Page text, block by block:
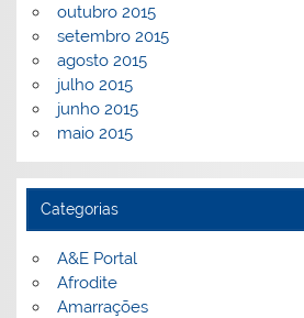
outubro 2015
setembro 2015
agosto 2015
julho 2015
junho 2015
maio 2015
Categorias
A&E Portal
Afrodite
Amarrações